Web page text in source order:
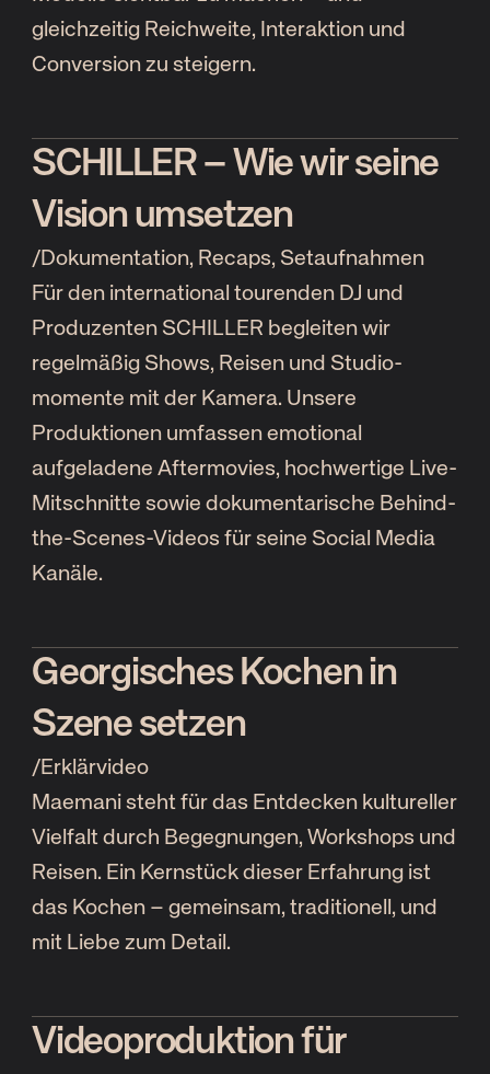
gleichzeitig Reichweite, Interaktion und
Conversion zu steigern.
SCHILLER – Wie wir seine
Vision umsetzen
/Dokumentation, Recaps, Setaufnahmen
Für den international tourenden DJ und
Produzenten SCHILLER begleiten wir
regelmäßig Shows, Reisen und Studio­
momente mit der Kamera. Unsere
Produktionen umfassen emotional
aufgeladene Aftermovies, hochwertige Live-
Mitschnitte sowie dokumentarische Behind-
the-Scenes-Videos für seine Social Media
Kanäle.
Georgisches Kochen in
Szene setzen
/Erklärvideo
Maemani steht für das Entdecken kultureller
Vielfalt durch Begegnungen, Workshops und
Reisen. Ein Kernstück dieser Erfahrung ist
das Kochen – gemeinsam, traditionell, und
mit Liebe zum Detail.
Videoproduktion für